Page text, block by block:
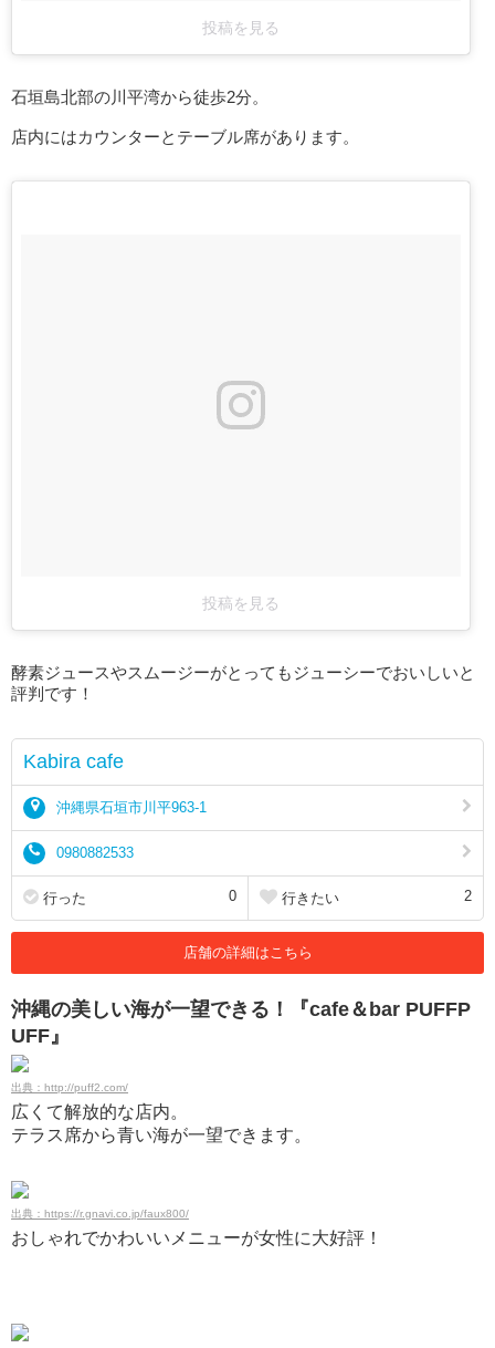
投稿を見る
石垣島北部の川平湾から徒歩2分。
店内にはカウンターとテーブル席があります。
投稿を見る
酵素ジュースやスムージーがとってもジューシーでおいしいと
評判です！
Kabira cafe
沖縄県石垣市川平963-1
0980882533
行った 0 行きたい 2
店舗の詳細はこちら
沖縄の美しい海が一望できる！『cafe＆bar PUFFP
UFF』
出典：http://puff2.com/
広くて解放的な店内。
テラス席から青い海が一望できます。
出典：https://r.gnavi.co.jp/faux800/
おしゃれでかわいいメニューが女性に大好評！